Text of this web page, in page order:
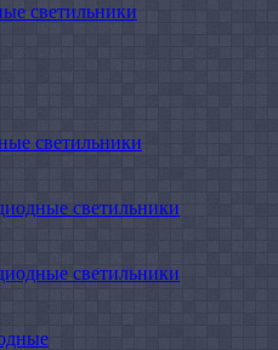
светильники
светильники
светильники
светильники